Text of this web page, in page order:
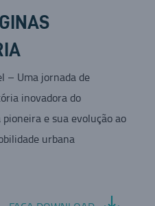
– Uma jornada de
inovadora do
e sua evolução ao
urbana